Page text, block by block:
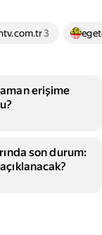
3
erişime
son durum: